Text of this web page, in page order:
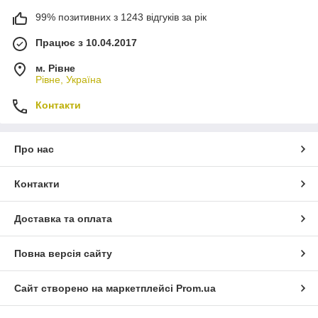
99% позитивних з 1243 відгуків за рік
Працює з 10.04.2017
м. Рівне
Рівне, Україна
Контакти
Про нас
Контакти
Доставка та оплата
Повна версія сайту
Сайт створено на маркетплейсі Prom.ua